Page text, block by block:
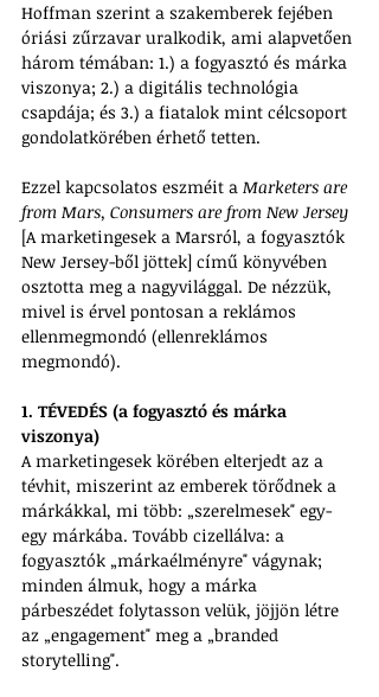
Hoffman szerint a szakemberek fejében
óriási zűrzavar uralkodik, ami alapvetően
három témában: 1.) a fogyasztó és márka
viszonya; 2.) a digitális technológia
csapdája; és 3.) a fiatalok mint célcsoport
gondolatkörében érhető tetten.
Ezzel kapcsolatos eszméit a Marketers are
from Mars, Consumers are from New Jersey
[A marketingesek a Marsról, a fogyasztók
New Jersey-ből jöttek] című könyvében
osztotta meg a nagyvilággal. De nézzük,
mivel is érvel pontosan a reklámos
ellenmegmondó (ellenreklámos
megmondó).
1. TÉVEDÉS (a fogyasztó és márka
viszonya)
A marketingesek körében elterjedt az a
tévhit, miszerint az emberek törődnek a
márkákkal, mi több: „szerelmesek" egy-
egy márkába. Tovább cizellálva: a
fogyasztók „márkaélményre" vágynak;
minden álmuk, hogy a márka
párbeszédet folytasson velük, jöjjön létre
az „engagement" meg a „branded
storytelling".